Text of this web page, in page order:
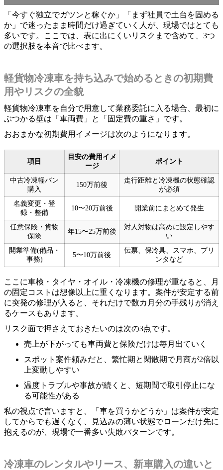
「今すぐ独立でガツンと稼ぐか」「まず社員で土台を固める
か」で迷ったまま時間だけ過ぎていく人が、現場ではとても
多いです。ここでは、表に出にくいリスクまで含めて、3つ
の選択肢を本音で比べます。
軽貨物冷凍車を持ち込みで始めるときの初期費
用やリスクの全貌
軽貨物冷凍車を自分で用意して業務委託に入る場合、最初に
ぶつかる壁は「車両費」と「固定費の重さ」です。
おおまかな初期費用イメージは次のようになります。
項目
目安の費用イメ
ージ
ポイント
中古冷凍軽バン
購入
150万前後
走行距離と冷凍機の状態確認
が必須
名義変更・登
録・整備
10〜20万前後 開業前にまとめて発生
任意保険・貨物
保険
年15〜25万前後
対人対物は高めに設定しやす
い
開業準備(備品・
事務)
5〜10万前後
伝票、保冷具、スマホ、プリ
ンタなど
ここに車検・タイヤ・オイル・冷凍機の修理が重なると、月
の固定コストは想像以上に重くなります。案件が安定する前
に突発の修理が入ると、それだけで数カ月分の手残りが消え
るケースもあります。
リスク面で押さえておきたいのは次の3点です。
売上が下がっても車両費と保険だけは毎月出ていく
スポット案件頼みだと、繁忙期と閑散期で月商が2倍以
上変動しやすい
温度トラブルや事故が続くと、短期間で取引停止にな
る可能性がある
私の視点で言いますと、「車を買うかどうか」は案件が安定
してからでも遅くなく、見込みの薄い状態でローンだけ先に
抱えるのが、現場で一番多い失敗パターンです。
冷凍車のレンタルやリース、新車購入の違いと